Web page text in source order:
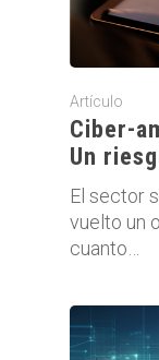
Artículo
Ciber-
Un
El sector
vuelto un
cuanto…